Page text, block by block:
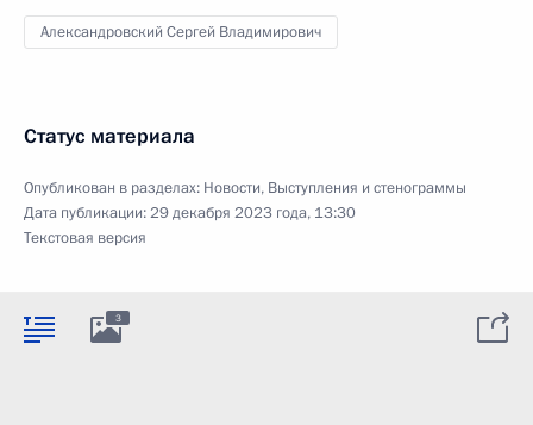
Александровский Сергей Владимирович
Статус материала
Опубликован в разделах: Новости, Выступления и стенограммы
Дата публикации:29 декабря 2023 года, 13:30
Текстовая версия
3